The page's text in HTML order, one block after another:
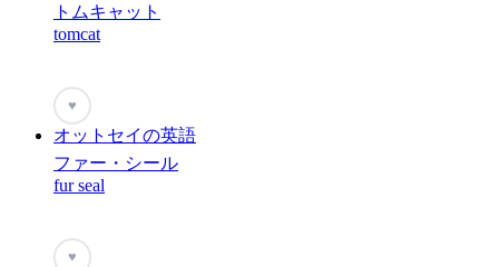
トムキャット
tomcat
♥
オットセイの英語
ファー・シール
fur seal
♥